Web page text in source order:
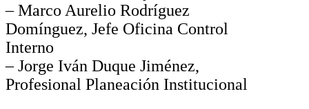
– Marco Aurelio Rodríguez
Domínguez, Jefe Oficina Control
Interno
– Jorge Iván Duque Jiménez,
Profesional Planeación Institucional